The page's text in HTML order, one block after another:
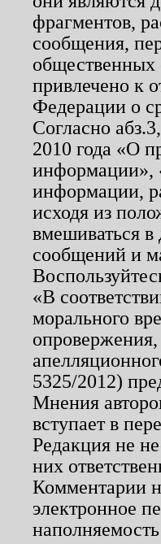
фрагментов,
сообщения,
общественных
привлечено к
Федерации о
Согласно
2010 года «О
информации»,
информации,
исходя из
вмешиваться в
сообщений и
«В
морального
5325/2012)
Мнения
вступает в
Редакция не
них
Комментарии
электронное